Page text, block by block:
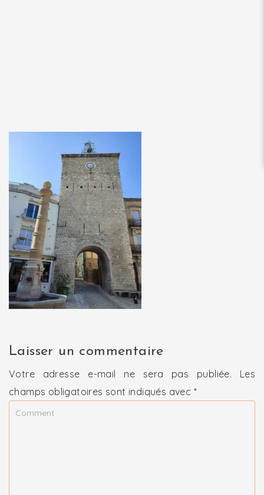
Laisser un commentaire
Votre adresse e-mail ne sera pas publiée.
Les
champs obligatoires sont indiqués avec *